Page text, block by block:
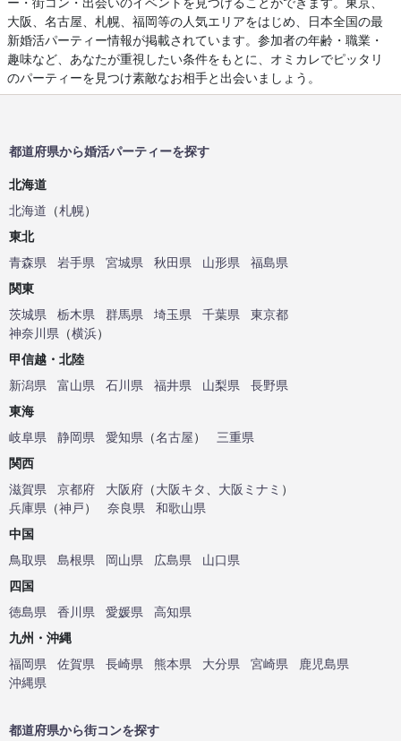
大阪、名古屋、札幌、福岡等の人気エリアをはじめ、日本全国の最
新婚活パーティー情報が掲載されています。参加者の年齢・職業・
趣味など、あなたが重視したい条件をもとに、オミカレでピッタリ
のパーティーを見つけ素敵なお相手と出会いましょう。
都道府県から婚活パーティーを探す
北海道
北海道 （札幌）
東北
青森県
岩手県 宮城県 秋田県 山形県
福島県
関東
茨城県
栃木県 群馬県 埼玉県 千葉県
東京都
神奈川県 （横浜）
甲信越・北陸
新潟県
富山県 石川県 福井県 山梨県
長野県
東海
岐阜県
静岡県 愛知県 （名古屋）
三重県
関西
滋賀県
京都府 大阪府 （大阪キタ 大阪ミナミ ）
兵庫県 （神戸） 奈良県
和歌山県
中国
鳥取県
島根県 岡山県 広島県
山口県
四国
徳島県
香川県 愛媛県
高知県
九州・沖縄
福岡県
佐賀県 長崎県 熊本県 大分県 宮崎県
鹿児島県
沖縄県
都道府県から街コンを探す